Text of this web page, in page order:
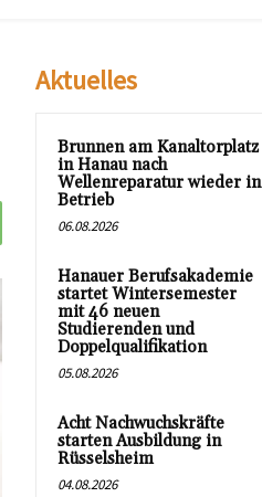
Aktuelles
Brunnen am Kanaltorplatz
in Hanau nach
Wellenreparatur wieder in
Betrieb
06.08.2026
Hanauer Berufsakademie
startet Wintersemester
mit 46 neuen
Studierenden und
Doppelqualifikation
05.08.2026
Acht Nachwuchskräfte
starten Ausbildung in
Rüsselsheim
04.08.2026